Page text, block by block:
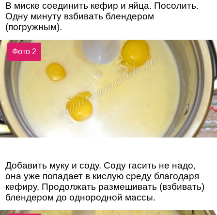
В миске соединить кефир и яйца. Посолить.
Одну минуту взбивать блендером
(погружным).
Фото 2
Добавить муку и соду. Соду гасить не надо,
она уже попадает в кислую среду благодаря
кефиру. Продолжать размешивать (взбивать)
блендером до однородной массы.